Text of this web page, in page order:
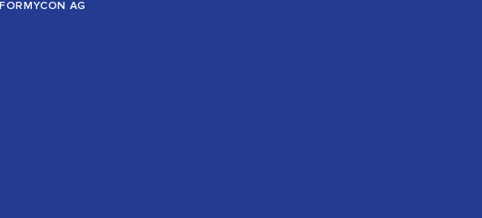
FORMYCON AG